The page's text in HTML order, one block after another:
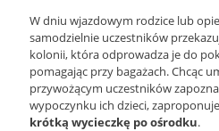
W dniu wjazdowym rodzice lub
samodzielnie uczestników
kolonii, która odprowadza je do
pomagając przy bagażach. Chcąc
przywożącym uczestników
wypoczynku ich dzieci,
krótką wycieczkę po ośrodku.